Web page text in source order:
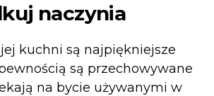
naczynia
kuchni są najpiękniejsze
są przechowywane
na bycie używanymi w